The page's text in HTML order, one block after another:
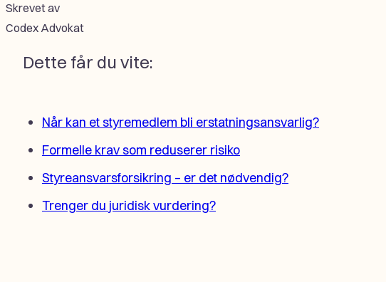
Skrevet av
Codex Advokat
Dette får du vite:
Når kan et styremedlem bli erstatningsansvarlig?
Formelle krav som reduserer risiko
Styreansvarsforsikring – er det nødvendig?
Trenger du juridisk vurdering?